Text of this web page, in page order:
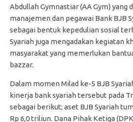
Abdullah Gymnastiar (AA Gym) yang
manajemen dan pegawai Bank BJB
sebagai bentuk kepedulian sosial
Syariah juga mengadakan kegiatan
masyarakat yang memerlukan
bazzar.
Dalam momen Milad ke-5 BJB
kinerja bank syariah tersebut pada
sebagai berikut; aset BJB Syariah
Rp 6,0 triliun. Dana Pihak Ketiga